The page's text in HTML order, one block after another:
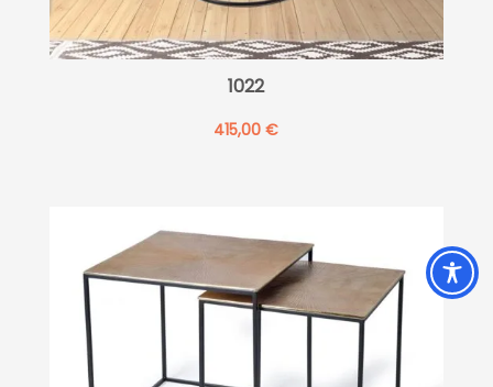
1022
415,00€